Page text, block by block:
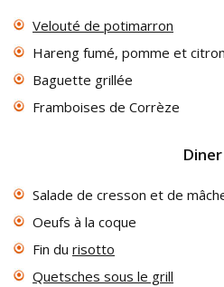
Velouté de potimarron
Hareng fumé, pomme et citron
Baguette grillée
Framboises de Corrèze
Diner
Salade de cresson et de
Oeufs à la coque
Fin du risotto
Quetsches sous le grill